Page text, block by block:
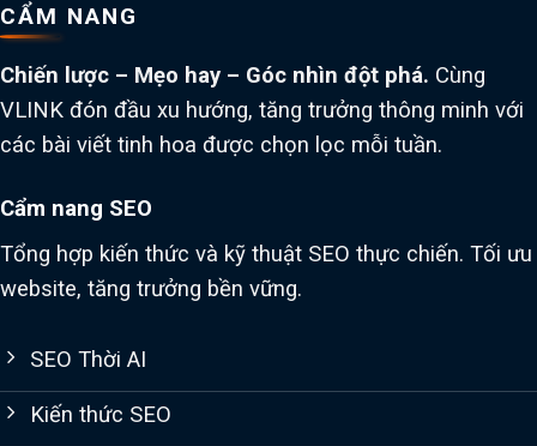
CẨM NANG
Chiến lược – Mẹo hay – Góc nhìn đột phá. Cùng
VLINK đón đầu xu hướng, tăng trưởng thông minh với
các bài viết tinh hoa được chọn lọc mỗi tuần.
Cẩm nang SEO
Tổng hợp kiến thức và kỹ thuật SEO thực chiến. Tối ưu
website, tăng trưởng bền vững.
SEO Thời AI
Kiến thức SEO